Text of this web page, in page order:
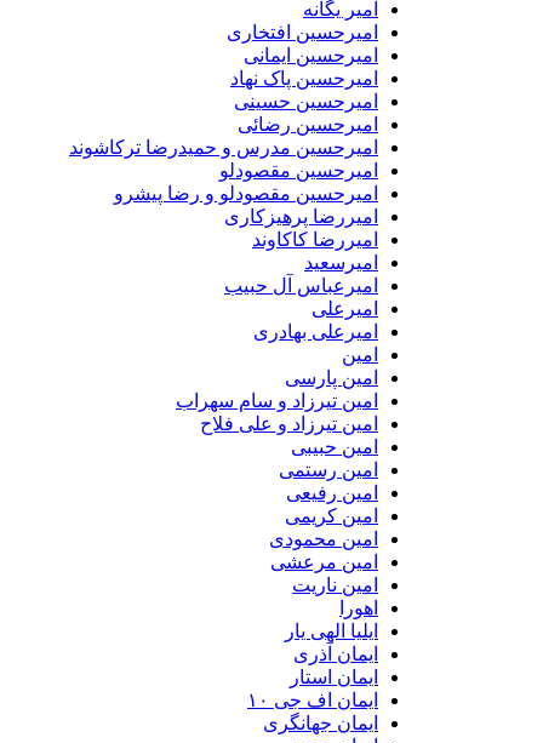
امیر یگانه
امیرحسین افتخاری
امیرحسین ایمانی
امیرحسین پاک نهاد
امیرحسین حسینی
امیرحسین رضائی
امیرحسین مدرس و حمیدرضا ترکاشوند
امیرحسین مقصودلو
امیرحسین مقصودلو و رضا پیشرو
امیررضا پرهیزکاری
امیررضا کاکاوند
امیرسعید
امیرعباس آل حبیب
امیرعلی
امیرعلی بهادری
امین
امین پارسی
امین تیرزاد و سام سهراب
امین تیرزاد و علی فلاح
امین حبیبی
امین رستمی
امین رفیعی
امین کریمی
امین محمودی
امین مرعشی
امین ناریت
اهورا
ایلیا الهی یار
ایمان آذری
ایمان استار
ایمان اف جی ۱۰
ایمان جهانگری